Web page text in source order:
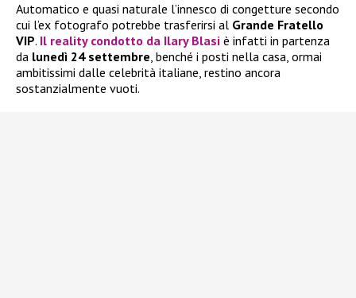
Automatico e quasi naturale l’innesco di congetture secondo
cui l’ex fotografo potrebbe trasferirsi al Grande Fratello
VIP. Il reality condotto da Ilary Blasi è infatti in partenza
da lunedì 24 settembre, benché i posti nella casa, ormai
ambitissimi dalle celebrità italiane, restino ancora
sostanzialmente vuoti.